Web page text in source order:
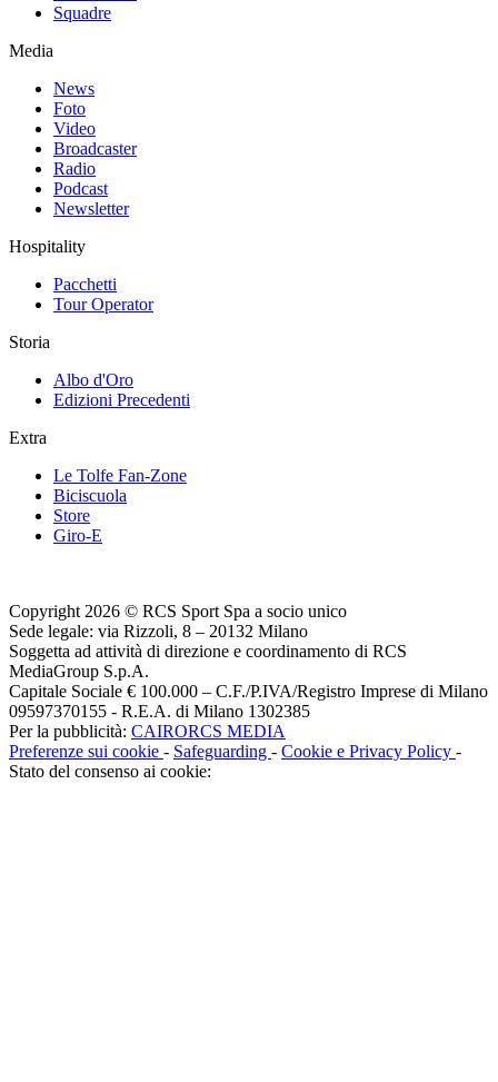
Squadre
Media
News
Foto
Video
Broadcaster
Radio
Podcast
Newsletter
Hospitality
Pacchetti
Tour Operator
Storia
Albo d'Oro
Edizioni Precedenti
Extra
Le Tolfe Fan-Zone
Biciscuola
Store
Giro-E
Copyright 2026 © RCS Sport Spa a socio unico
Sede legale: via Rizzoli, 8 – 20132 Milano
Soggetta ad attività di direzione e coordinamento di RCS
MediaGroup S.p.A.
Capitale Sociale € 100.000 – C.F./P.IVA/Registro Imprese di Milano
09597370155 - R.E.A. di Milano 1302385
Per la pubblicità: CAIRORCS MEDIA
Preferenze sui cookie - Safeguarding - Cookie e Privacy Policy -
Stato del consenso ai cookie: